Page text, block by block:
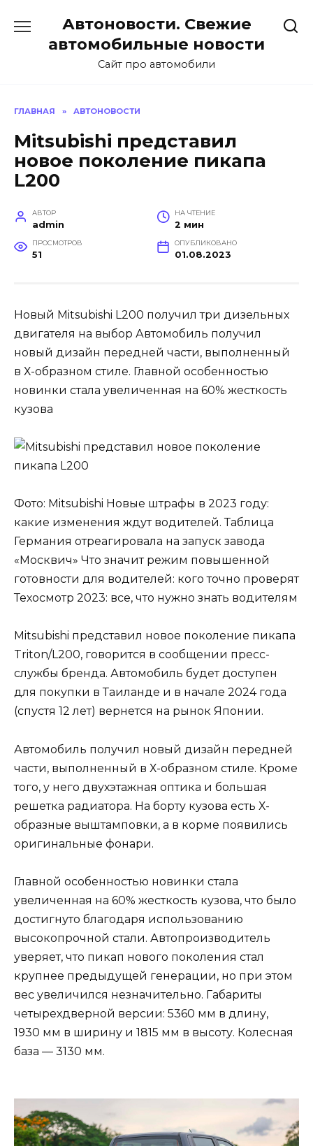
содержанию
Автоновости. Свежие
автомобильные новости
Сайт про автомобили
ГЛАВНАЯ » АВТОНОВОСТИ
Mitsubishi представил
новое поколение пикапа
L200
АВТОР
admin
НА ЧТЕНИЕ
2 мин
ПРОСМОТРОВ
51
ОПУБЛИКОВАНО
01.08.2023
Новый Mitsubishi L200 получил три дизельных
двигателя на выбор Автомобиль получил
новый дизайн передней части, выполненный
в Х-образном стиле. Главной особенностью
новинки стала увеличенная на 60% жесткость
кузова
Фото: Mitsubishi Новые штрафы в 2023 году:
какие изменения ждут водителей. Таблица
Германия отреагировала на запуск завода
«Москвич» Что значит режим повышенной
готовности для водителей: кого точно проверят
Техосмотр 2023: все, что нужно знать водителям
Mitsubishi представил новое поколение пикапа
Triton/L200, говорится в сообщении пресс-
службы бренда. Автомобиль будет доступен
для покупки в Таиланде и в начале 2024 года
(спустя 12 лет) вернется на рынок Японии.
Автомобиль получил новый дизайн передней
части, выполненный в Х-образном стиле. Кроме
того, у него двухэтажная оптика и большая
решетка радиатора. На борту кузова есть Х-
образные выштамповки, а в корме появились
оригинальные фонари.
Главной особенностью новинки стала
увеличенная на 60% жесткость кузова, что было
достигнуто благодаря использованию
высокопрочной стали. Автопроизводитель
уверяет, что пикап нового поколения стал
крупнее предыдущей генерации, но при этом
вес увеличился незначительно. Габариты
четырехдверной версии: 5360 мм в длину,
1930 мм в ширину и 1815 мм в высоту. Колесная
база — 3130 мм.